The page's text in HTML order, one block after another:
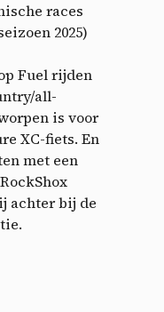
races
2025)
Fuel rijden
all-
is voor
XC-fiets. En
met een
achter bij de